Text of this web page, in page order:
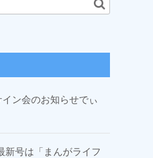
ン会のお知らせでぃ
新号は「まんがライフ